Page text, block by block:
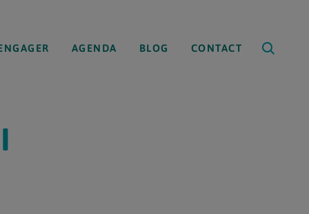
AGENDA BLOG CONTACT